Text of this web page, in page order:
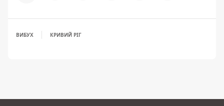
ВИБУХ КРИВИЙ РІГ